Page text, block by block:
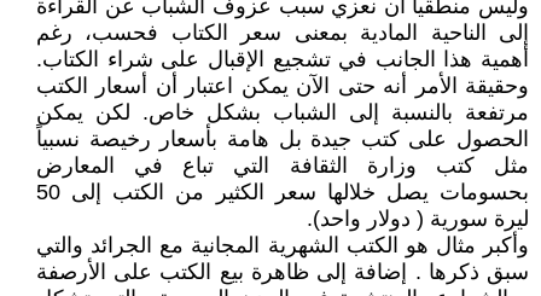
وليس منطقياً أن نعزي سبب عزوف الشباب عن القراءة
إلى الناحية المادية بمعنى سعر الكتاب فحسب، رغم
أهمية هذا الجانب في تشجيع الإقبال على شراء الكتاب.
وحقيقة الأمر أنه حتى الآن يمكن اعتبار أن أسعار الكتب
مرتفعة بالنسبة إلى الشباب بشكل خاص. لكن يمكن
الحصول على كتب جيدة بل هامة بأسعار رخيصة نسبياً
مثل كتب وزارة الثقافة التي تباع في المعارض
بحسومات يصل خلالها سعر الكثير من الكتب إلى 50
ليرة سورية ( دولار واحد).
وأكبر مثال هو الكتب الشهرية المجانية مع الجرائد والتي
سبق ذكرها . إضافة إلى ظاهرة بيع الكتب على الأرصفة